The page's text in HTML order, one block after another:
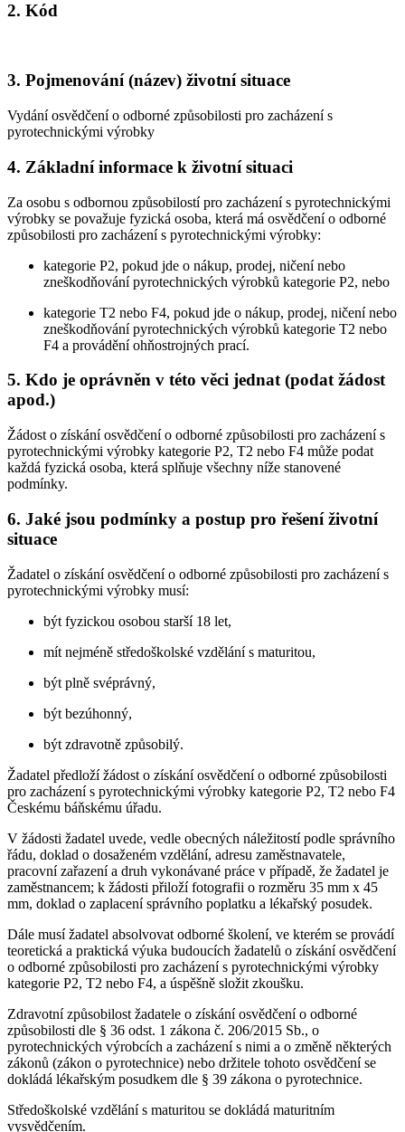
2. Kód
3. Pojmenování (název) životní situace
Vydání osvědčení o odborné způsobilosti pro zacházení s
pyrotechnickými výrobky
4. Základní informace k životní situaci
Za osobu s odbornou způsobilostí pro zacházení s pyrotechnickými
výrobky se považuje fyzická osoba, která má osvědčení o odborné
způsobilosti pro zacházení s pyrotechnickými výrobky:
kategorie P2, pokud jde o nákup, prodej, ničení nebo
zneškodňování pyrotechnických výrobků kategorie P2, nebo
kategorie T2 nebo F4, pokud jde o nákup, prodej, ničení nebo
zneškodňování pyrotechnických výrobků kategorie T2 nebo
F4 a provádění ohňostrojných prací.
5. Kdo je oprávněn v této věci jednat (podat žádost
apod.)
Žádost o získání osvědčení o odborné způsobilosti pro zacházení s
pyrotechnickými výrobky kategorie P2, T2 nebo F4 může podat
každá fyzická osoba, která splňuje všechny níže stanovené
podmínky.
6. Jaké jsou podmínky a postup pro řešení životní
situace
Žadatel o získání osvědčení o odborné způsobilosti pro zacházení s
pyrotechnickými výrobky musí:
být fyzickou osobou starší 18 let,
mít nejméně středoškolské vzdělání s maturitou,
být plně svéprávný,
být bezúhonný,
být zdravotně způsobilý.
Žadatel předloží žádost o získání osvědčení o odborné způsobilosti
pro zacházení s pyrotechnickými výrobky kategorie P2, T2 nebo F4
Českému báňskému úřadu.
V žádosti žadatel uvede, vedle obecných náležitostí podle správního
řádu, doklad o dosaženém vzdělání, adresu zaměstnavatele,
pracovní zařazení a druh vykonávané práce v případě, že žadatel je
zaměstnancem; k žádosti přiloží fotografii o rozměru 35 mm x 45
mm, doklad o zaplacení správního poplatku a lékařský posudek.
Dále musí žadatel absolvovat odborné školení, ve kterém se provádí
teoretická a praktická výuka budoucích žadatelů o získání osvědčení
o odborné způsobilosti pro zacházení s pyrotechnickými výrobky
kategorie P2, T2 nebo F4, a úspěšně složit zkoušku.
Zdravotní způsobilost žadatele o získání osvědčení o odborné
způsobilosti dle § 36 odst. 1 zákona č. 206/2015 Sb., o
pyrotechnických výrobcích a zacházení s nimi a o změně některých
zákonů (zákon o pyrotechnice) nebo držitele tohoto osvědčení se
dokládá lékařským posudkem dle § 39 zákona o pyrotechnice.
Středoškolské vzdělání s maturitou se dokládá maturitním
vysvědčením.